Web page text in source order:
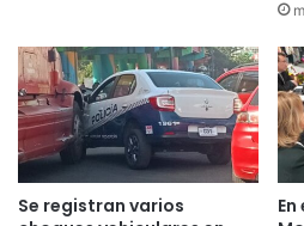
Se registran varios